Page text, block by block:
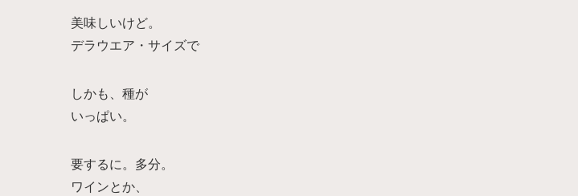
美味しいけど。
デラウエア・サイズで
しかも、種が
いっぱい。
要するに。多分。
ワインとか、